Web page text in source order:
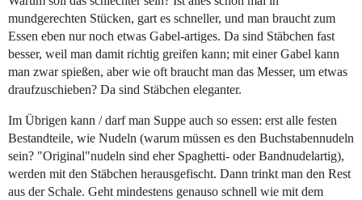
mundgerechten Stücken, gart es schneller, und man braucht zum
Essen eben nur noch etwas Gabel-artiges. Da sind Stäbchen fast
besser, weil man damit richtig greifen kann; mit einer Gabel kann
man zwar spießen, aber wie oft braucht man das Messer, um etwas
draufzuschieben? Da sind Stäbchen eleganter.
Im Übrigen kann / darf man Suppe auch so essen: erst alle festen
Bestandteile, wie Nudeln (warum müssen es den Buchstabennudeln
sein? "Original"nudeln sind eher Spaghetti- oder Bandnudelartig),
werden mit den Stäbchen herausgefischt. Dann trinkt man den Rest
aus der Schale. Geht mindestens genauso schnell wie mit dem